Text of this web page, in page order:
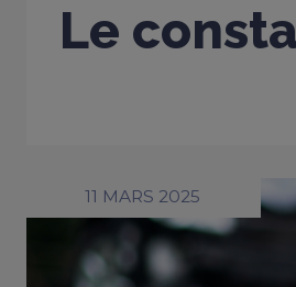
Le
11 MARS 2025